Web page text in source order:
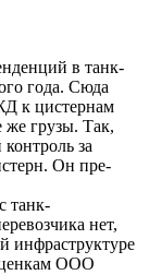
в танк-
года. Сюда
к цистернам
же грузы. Так,
за
Он пре­
танк-
нет,
инфраструктуре
ООО